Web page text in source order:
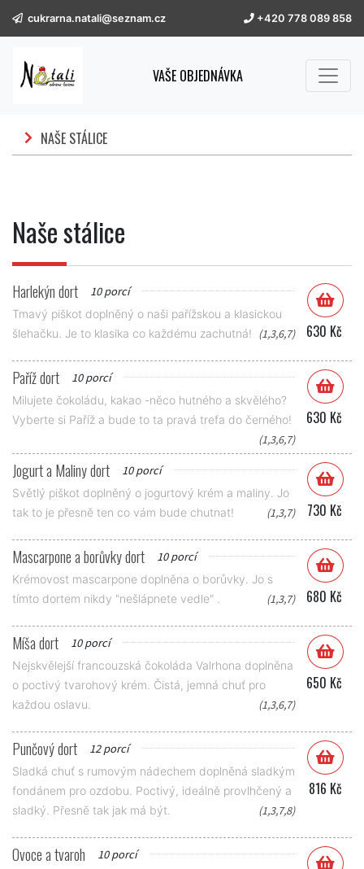
cukrarna.natali@seznam.cz +420 778 089 858
VAŠE OBJEDNÁVKA
NAŠE STÁLICE
Naše stálice
Harlekýn dort 10 porcí
Tmavý piškot doplněný o naši pařížskou a klasickou
šlehačku. Je to klasika co každému zachutná! (1,3,6,7) 630 Kč
Paříž dort 10 porcí
Milujete čokoládu, kakao -něco hutného a skvělého?
Vyberte si Paříž a bude to ta pravá trefa do černého!
(1,3,6,7)
630 Kč
Jogurt a Maliny dort 10 porcí
Světlý piškot doplněný o jogurtový krém a maliny. Jo
tak to je přesně ten co vám bude chutnat!
(1,3,7) 730 Kč
Mascarpone a borůvky dort 10 porcí
Krémovost mascarpone doplněna o borůvky. Jo s
tímto dortem nikdy "nešlápnete vedle" .
(1,3,7) 680 Kč
Míša dort 10 porcí
Nejskvělejší francouzská čokoláda Valrhona doplněna
o poctivý tvarohový krém. Čistá, jemná chuť pro
každou oslavu.
(1,3,6,7)
650 Kč
Punčový dort 12 porcí
Sladká chuť s rumovým nádechem doplněná sladkým
fondánem pro ozdobu. Poctivý, ideálně provlhčený a
sladký. Přesně tak jak má být.
(1,3,7,8)
816 Kč
Ovoce a tvaroh 10 porcí